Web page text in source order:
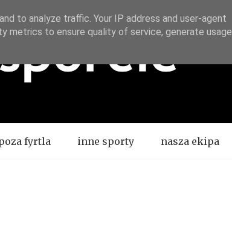
fyrtla inne sporty nasza ekipa
to analyze traffic. Your IP address and user-agent
metrics to ensure quality of service, generate usage